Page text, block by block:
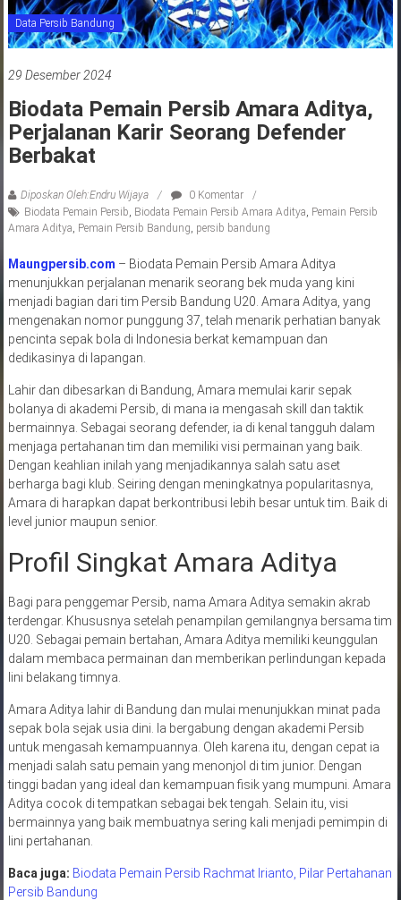
Data Persib Bandung
29 Desember 2024
Biodata Pemain Persib Amara Aditya,
Perjalanan Karir Seorang Defender
Berbakat
Diposkan Oleh:Endru Wijaya
0 Komentar
Biodata Pemain Persib Biodata Pemain Persib Amara Aditya Pemain Persib
Amara Aditya Pemain Persib Bandung persib bandung
Maungpersib.com – Biodata Pemain Persib Amara Aditya
menunjukkan perjalanan menarik seorang bek muda yang kini
menjadi bagian dari tim Persib Bandung U20. Amara Aditya, yang
mengenakan nomor punggung 37, telah menarik perhatian banyak
pencinta sepak bola di Indonesia berkat kemampuan dan
dedikasinya di lapangan.
Lahir dan dibesarkan di Bandung, Amara memulai karir sepak
bolanya di akademi Persib, di mana ia mengasah skill dan taktik
bermainnya. Sebagai seorang defender, ia di kenal tangguh dalam
menjaga pertahanan tim dan memiliki visi permainan yang baik.
Dengan keahlian inilah yang menjadikannya salah satu aset
berharga bagi klub. Seiring dengan meningkatnya popularitasnya,
Amara di harapkan dapat berkontribusi lebih besar untuk tim. Baik di
level junior maupun senior.
Profil Singkat Amara Aditya
Bagi para penggemar Persib, nama Amara Aditya semakin akrab
terdengar. Khususnya setelah penampilan gemilangnya bersama tim
U20. Sebagai pemain bertahan, Amara Aditya memiliki keunggulan
dalam membaca permainan dan memberikan perlindungan kepada
lini belakang timnya.
Amara Aditya lahir di Bandung dan mulai menunjukkan minat pada
sepak bola sejak usia dini. Ia bergabung dengan akademi Persib
untuk mengasah kemampuannya. Oleh karena itu, dengan cepat ia
menjadi salah satu pemain yang menonjol di tim junior. Dengan
tinggi badan yang ideal dan kemampuan fisik yang mumpuni. Amara
Aditya cocok di tempatkan sebagai bek tengah. Selain itu, visi
bermainnya yang baik membuatnya sering kali menjadi pemimpin di
lini pertahanan.
Baca juga: Biodata Pemain Persib Rachmat Irianto, Pilar Pertahanan
Persib Bandung